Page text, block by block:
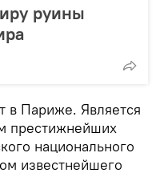
руины
в Париже. Является
престижнейших
национального
известнейшего